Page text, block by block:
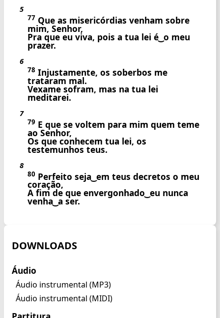
5
77 Que as misericórdias venham sobre
mim, Senhor,
Pra que eu viva, pois a tua lei é ͜ o meu
prazer.
6
78 Injustamente, os soberbos me
trataram mal.
Vexame sofram, mas na tua lei
meditarei.
7
79 E que se voltem para mim quem teme
ao Senhor,
Os que conhecem tua lei, os
testemunhos teus.
8
80 Perfeito seja ͜ em teus decretos o meu
coração,
A fim de que envergonhado ͜ eu nunca
venha ͜ a ser.
DOWNLOADS
Áudio
Áudio instrumental (MP3)
Áudio instrumental (MIDI)